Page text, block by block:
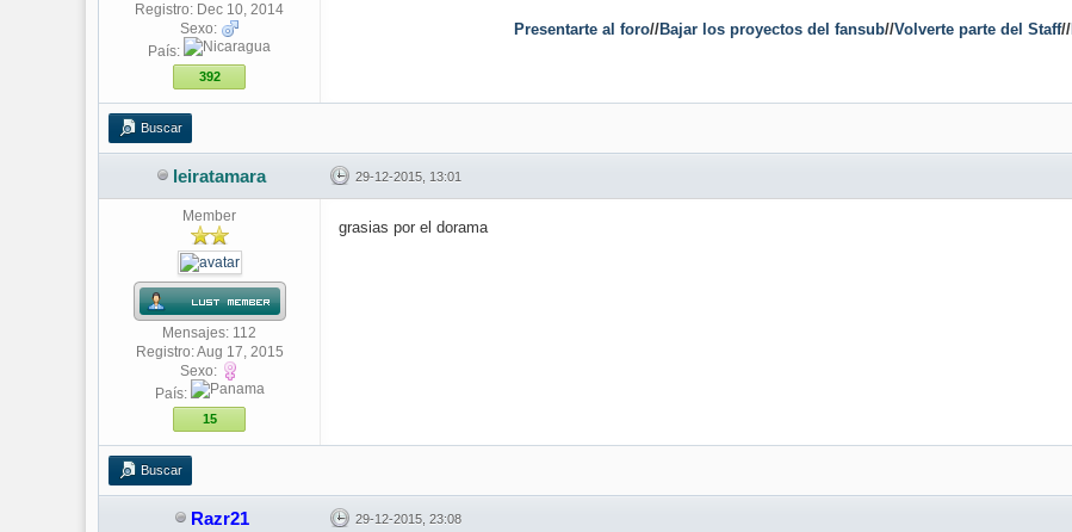
Registro: Dec 10, 2014
Sexo:
País:
392
Presentarte al foro//Bajar los proyectos del fansub//Volverte parte del Staff//
Buscar
leiratamara 29-12-2015, 13:01
Member
Mensajes: 112
Registro: Aug 17, 2015
Sexo:
País:
15
grasias por el dorama
Buscar
Razr21 29-12-2015, 23:08